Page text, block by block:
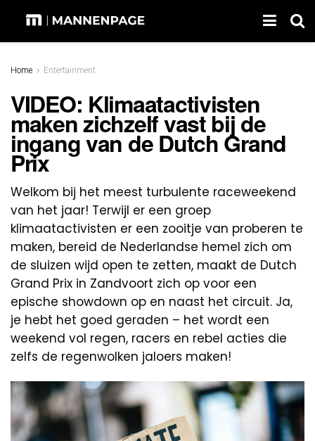
Home Entertainment
VIDEO: Klimaatactivisten
maken zichzelf vast bij de
ingang van de Dutch Grand
Prix
Welkom bij het meest turbulente raceweekend
van het jaar! Terwijl er een groep
klimaatactivisten er een zooitje van proberen te
maken, bereid de Nederlandse hemel zich om
de sluizen wijd open te zetten, maakt de Dutch
Grand Prix in Zandvoort zich op voor een
epische showdown op en naast het circuit. Ja,
je hebt het goed geraden – het wordt een
weekend vol regen, racers en rebel acties die
zelfs de regenwolken jaloers maken!